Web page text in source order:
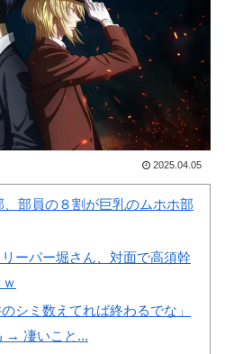
何か適当に作る感じがしな
い・・・」「あれがまさに経験
値である」
韓国人「海外で韓国サッカー
の2002年ベスト4の実力は、実
際にはどれくらい認められてる
んだ…？（ﾌﾞﾙﾌﾞﾙ」＝韓国の
反応
韓国人「この夏、韓国人が東
ら…」→「快適そうでめちゃく
韓国の反応
韓国人「韓国に10年間の出場
2025.04.05
、部員の８割が巨乳のムホホ部
リーパー堀さん、対面で高須幹
シミ数えてれば終わるでな」
→ 凄いこと...